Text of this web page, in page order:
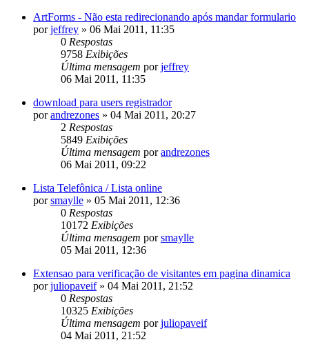
ArtForms - Não esta redirecionando após mandar formulario
porjeffrey » 06 Mai 2011, 11:35
0 Respostas
9758 Exibições
Última mensagem porjeffrey
06 Mai 2011, 11:35
download para users registrador
porandrezones » 04 Mai 2011, 20:27
2 Respostas
5849 Exibições
Última mensagem porandrezones
06 Mai 2011, 09:22
Lista Telefônica / Lista online
porsmaylle » 05 Mai 2011, 12:36
0 Respostas
10172 Exibições
Última mensagem porsmaylle
05 Mai 2011, 12:36
Extensao para verificação de visitantes em pagina dinamica
porjuliopaveif» 04 Mai 2011, 21:52
0 Respostas
10325 Exibições
Última mensagem porjuliopaveif
04 Mai 2011, 21:52